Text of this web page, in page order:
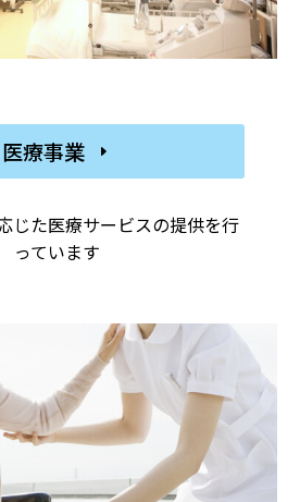
医療事業 E
じた医療サービスの提供を行
っています